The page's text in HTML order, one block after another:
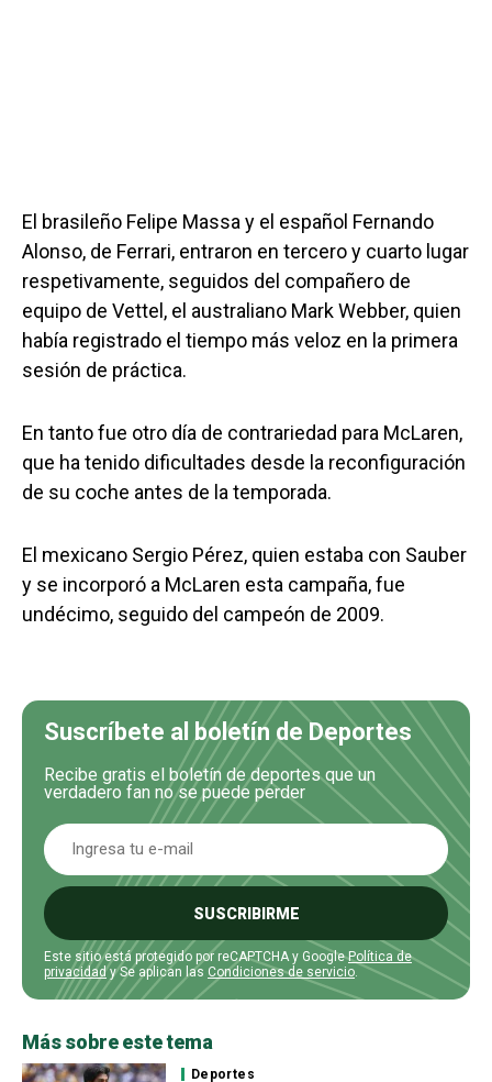
El brasileño Felipe Massa y el español Fernando
Alonso, de Ferrari, entraron en tercero y cuarto lugar
respetivamente, seguidos del compañero de
equipo de Vettel, el australiano Mark Webber, quien
había registrado el tiempo más veloz en la primera
sesión de práctica.
En tanto fue otro día de contrariedad para McLaren,
que ha tenido dificultades desde la reconfiguración
de su coche antes de la temporada.
El mexicano Sergio Pérez, quien estaba con Sauber
y se incorporó a McLaren esta campaña, fue
undécimo, seguido del campeón de 2009.
Suscríbete al boletín de Deportes
Recibe gratis el boletín de deportes que un
verdadero fan no se puede perder
SUSCRIBIRME
Este sitio está protegido por reCAPTCHA y GooglePolítica de
privacidady Se aplican las Condiciones de servicio.
Más sobre este tema
Deportes